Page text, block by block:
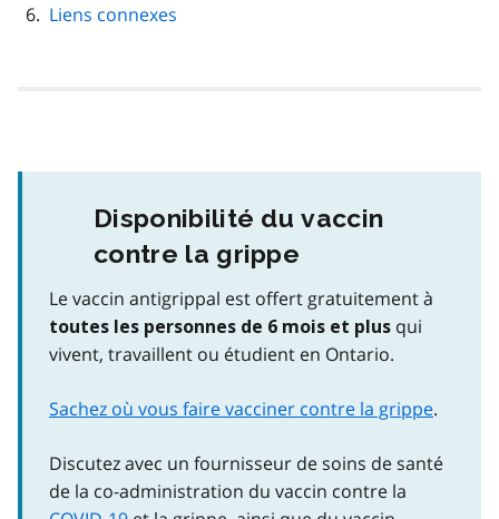
Liens connexes
Disponibilité du vaccin
contre la grippe
Le vaccin antigrippal est offert gratuitement à
toutes les personnes de 6 mois et plus qui
vivent, travaillent ou étudient en Ontario.
Sachez où vous faire vacciner contre la grippe.
Discutez avec un fournisseur de soins de santé
de la co-administration du vaccin contre la